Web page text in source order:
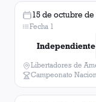
15 de octubre de
Fecha 1
Independiente
Libertadores de
Campeonato